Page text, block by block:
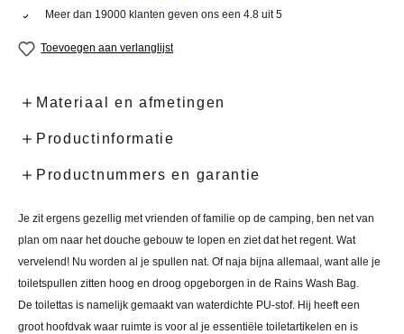
Meer dan 19000 klanten geven ons een 4.8 uit 5
Toevoegen aan verlanglijst
Materiaal en afmetingen
Productinformatie
Productnummers en garantie
Je zit ergens gezellig met vrienden of familie op de camping, ben net van
plan om naar het douche gebouw te lopen en ziet dat het regent. Wat
vervelend! Nu worden al je spullen nat. Of naja bijna allemaal, want alle je
toiletspullen zitten hoog en droog opgeborgen in de Rains Wash Bag.
De toilettas is namelijk gemaakt van waterdichte PU-stof. Hij heeft een
groot hoofdvak waar ruimte is voor al je essentiële toiletartikelen en is